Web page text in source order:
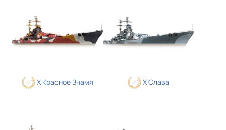
X Красное Знамя X Слава